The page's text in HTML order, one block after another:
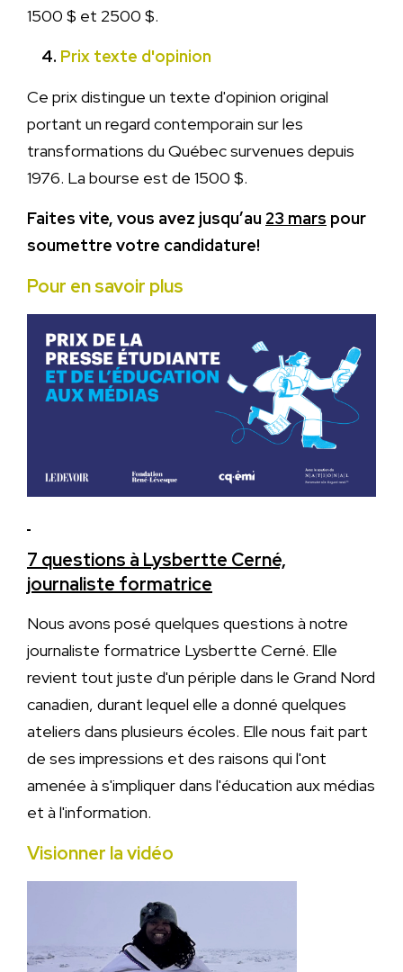
1500 $ et 2500 $.
4. Prix texte d'opinion
Ce prix distingue un texte d'opinion original
portant un regard contemporain sur les
transformations du Québec survenues depuis
1976. La bourse est de 1500 $.
Faites vite, vous avez jusqu’au 23 mars pour
soumettre votre candidature!
Pour en savoir plus
7 questions à Lysbertte Cerné,
journaliste formatrice
Nous avons posé quelques questions à notre
journaliste formatrice Lysbertte Cerné. Elle
revient tout juste d'un périple dans le Grand Nord
canadien, durant lequel elle a donné quelques
ateliers dans plusieurs écoles. Elle nous fait part
de ses impressions et des raisons qui l'ont
amenée à s'impliquer dans l'éducation aux médias
et à l'information.
Visionner la vidéo